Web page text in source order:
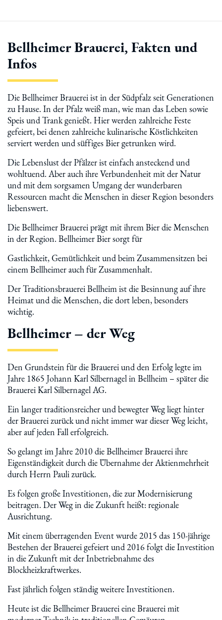
Bellheimer Brauerei, Fakten und
Infos
Die Bellheimer Brauerei ist in der Südpfalz seit Generationen
zu Hause. In der Pfalz weiß man, wie man das Leben sowie
Speis und Trank genießt. Hier werden zahlreiche Feste
gefeiert, bei denen zahlreiche kulinarische Köstlichkeiten
serviert werden und süffiges Bier getrunken wird.
Die Lebenslust der Pfälzer ist einfach ansteckend und
wohltuend. Aber auch ihre Verbundenheit mit der Natur
und mit dem sorgsamen Umgang der wunderbaren
Ressourcen macht die Menschen in dieser Region besonders
liebenswert.
Die Bellheimer Brauerei prägt mit ihrem Bier die Menschen
in der Region. Bellheimer Bier sorgt für
Gastlichkeit, Gemütlichkeit und beim Zusammensitzen bei
einem Bellheimer auch für Zusammenhalt.
Der Traditionsbrauerei Bellheim ist die Besinnung auf ihre
Heimat und die Menschen, die dort leben, besonders
wichtig.
Bellheimer – der Weg
Den Grundstein für die Brauerei und den Erfolg legte im
Jahre 1865 Johann Karl Silbernagel in Bellheim – später die
Brauerei Karl Silbernagel AG.
Ein langer traditionsreicher und bewegter Weg liegt hinter
der Brauerei zurück und nicht immer war dieser Weg leicht,
aber auf jeden Fall erfolgreich.
So gelangt im Jahre 2010 die Bellheimer Brauerei ihre
Eigenständigkeit durch die Übernahme der Aktienmehrheit
durch Herrn Pauli zurück.
Es folgen große Investitionen, die zur Modernisierung
beitragen. Der Weg in die Zukunft heißt: regionale
Ausrichtung.
Mit einem überragenden Event wurde 2015 das 150-jährige
Bestehen der Brauerei gefeiert und 2016 folgt die Investition
in die Zukunft mit der Inbetriebnahme des
Blockheizkraftwerkes.
Fast jährlich folgen ständig weitere Investitionen.
Heute ist die Bellheimer Brauerei eine Brauerei mit